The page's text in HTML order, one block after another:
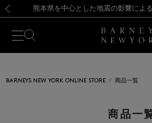
熊本県を中心とした地震の影響によ
【開催中】SUMMER SALEの
BARNEYS NEW YORK ONLINE STORE 商品一覧
商品一